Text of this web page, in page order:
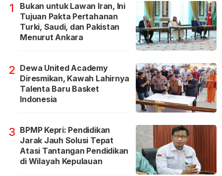
1
Bukan untuk Lawan Iran, Ini
Tujuan Pakta Pertahanan
Turki, Saudi, dan Pakistan
Menurut Ankara
2 Dewa United Academy
Diresmikan, Kawah Lahirnya
Talenta Baru Basket
Indonesia
3 BPMP Kepri: Pendidikan
Jarak Jauh Solusi Tepat
Atasi Tantangan Pendidikan
di Wilayah Kepulauan